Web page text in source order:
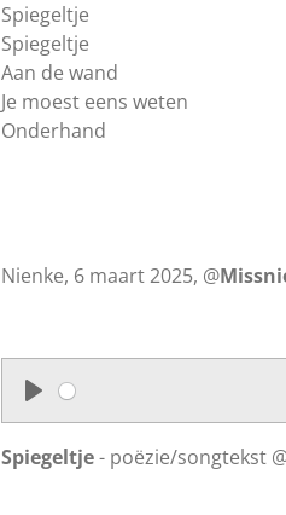
Spiegeltje
Spiegeltje
Aan de wand
Je moest eens weten
Onderhand
Nienke, 6 maart 2025, @
P
l
Spiegeltje- poëzie/songtekst